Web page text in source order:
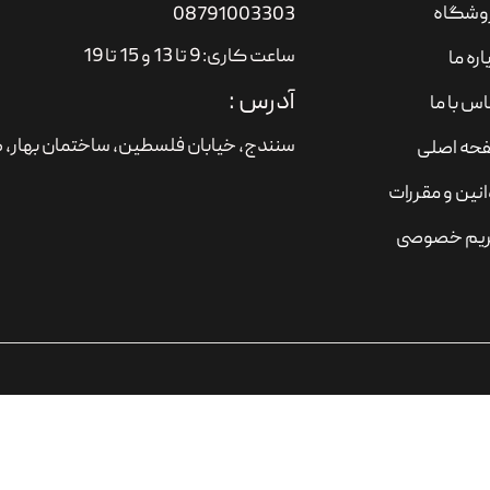
ما
با ما
اصلی
و مقررات
خصوصی
08791003303
ساعت کاری: 9 تا 13 و 15 تا 19
آدرس :
سنندج، خیابان فلسطین،‌ ساختمان بهار،